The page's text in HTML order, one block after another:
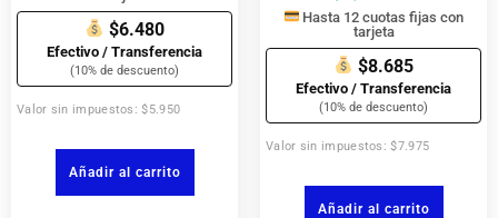
$6.480
Efectivo / Transferencia
(10% de descuento)
Valor sin impuestos: $5.950
Añadir al carrito
Hasta 12 cuotas fijas con
tarjeta
$8.685
Efectivo / Transferencia
(10% de descuento)
Valor sin impuestos: $7.975
Añadir al carrito